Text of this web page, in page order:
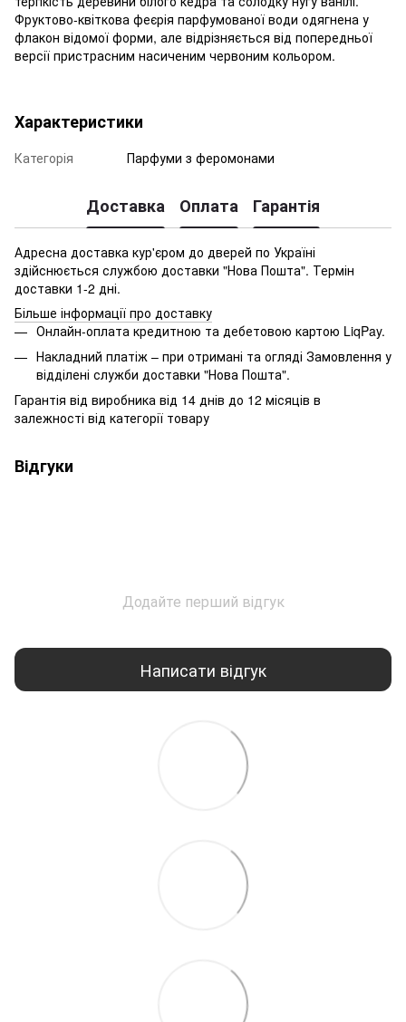
Фруктово-квіткова феєрія парфумованої води одягнена у
флакон відомої форми, але відрізняється від попередньої
версії пристрасним насиченим червоним кольором.
Характеристики
Категорія Парфуми з феромонами
Доставка Оплата Гарантія
Адресна доставка кур'єром до дверей по Україні
здійснюється службою доставки "Нова Пошта". Термін
доставки 1-2 дні.
Більше інформації про доставку
Онлайн-оплата кредитною та дебетовою картою LiqPay.
Накладний платіж – при отримані та огляді Замовлення у
відділені служби доставки "Нова Пошта".
Гарантія від виробника від 14 днів до 12 місяців в
залежності від категорії товару
Відгуки
Додайте перший відгук
Написати відгук